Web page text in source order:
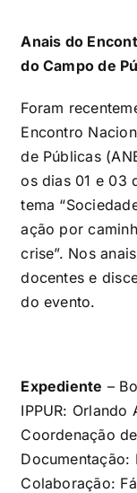
Anais do
do Campo de
Foram
Encontro
de Públicas
os dias 01 e 03
tema
ação por
crise”. Nos
docentes e
do evento.
Expediente –
IPPUR:
Coordenação
Documentação:
Colaboração: